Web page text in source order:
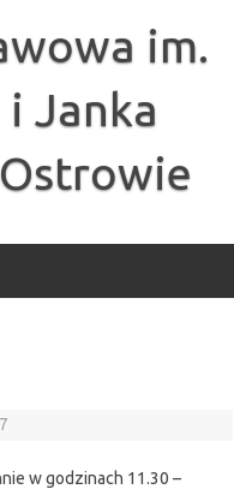
im.
i Janka
w godzinach 11.30 –